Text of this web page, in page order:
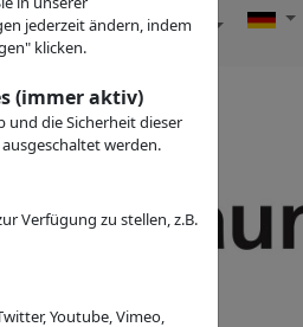
Über IVAM
jederzeit ändern, indem
klicken.
(immer aktiv)
und die Sicherheit dieser
werden.
Verfügung zu stellen, z.B.
Youtube, Vimeo,